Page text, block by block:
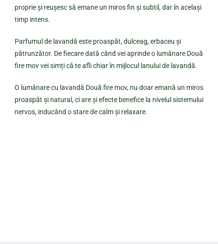
proprie și reușesc să emane un miros fin și subtil, dar în același
timp intens.
Parfumul de lavandă este proaspăt, dulceag, erbaceu și
pătrunzător. De fiecare dată când vei aprinde o lumânare Două
fire mov vei simți că te afli chiar în mijlocul lanului de lavandă.
O lumânare cu lavandă Două fire mov, nu doar emană un miros
proaspăt și natural, ci are și efecte benefice la nivelul sistemului
nervos, inducând o stare de calm și relaxare.